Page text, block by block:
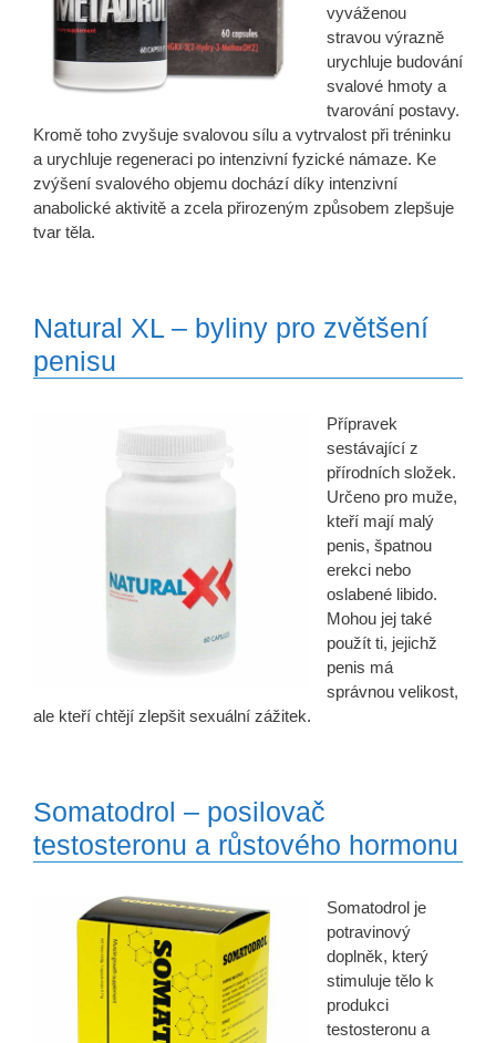
vyváženou
stravou výrazně
urychluje budování
svalové hmoty a
tvarování postavy.
Kromě toho zvyšuje svalovou sílu a vytrvalost při tréninku
a urychluje regeneraci po intenzivní fyzické námaze. Ke
zvýšení svalového objemu dochází díky intenzivní
anabolické aktivitě a zcela přirozeným způsobem zlepšuje
tvar těla.
Natural XL – byliny pro zvětšení
penisu
Přípravek
sestávající z
přírodních složek.
Určeno pro muže,
kteří mají malý
penis, špatnou
erekci nebo
oslabené libido.
Mohou jej také
použít ti, jejichž
penis má
správnou velikost,
ale kteří chtějí zlepšit sexuální zážitek.
Somatodrol – posilovač
testosteronu a růstového hormonu
Somatodrol je
potravinový
doplněk, který
stimuluje tělo k
produkci
testosteronu a